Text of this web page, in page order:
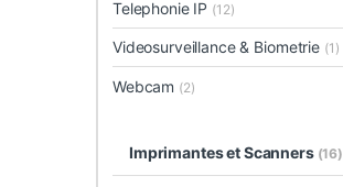
Telephonie IP (12)
Videosurveillance & Biometrie (1)
Webcam (2)
Imprimantes et Scanners (16)